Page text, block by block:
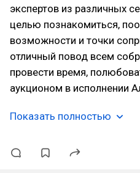
экспертов из различных
целью познакомиться,
возможности и точки
отличный повод всем
провести время,
аукционом в исполнении
Показать полностью